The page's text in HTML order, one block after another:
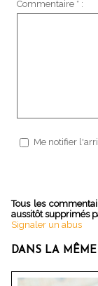
Commentaire * :
Me notifier
Tous les
aussitôt supprimés
Signaler un abus
DANS LA